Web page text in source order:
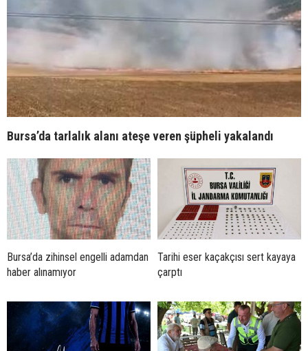
Bursa’da tarlalık alanı ateşe veren şüpheli yakalandı
Bursa’da zihinsel engelli adamdan
haber alınamıyor
Tarihi eser kaçakçısı sert kayaya
çarptı